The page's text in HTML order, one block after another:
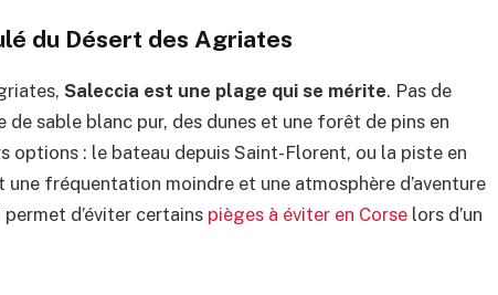
du Désert des Agriates
Saleccia est une plage qui se mérite. Pas de
sable blanc pur, des dunes et une forêt de pins en
options : le bateau depuis Saint-Florent, ou la piste en
fréquentation moindre et une atmosphère d’aventure
permet d’éviter certains pièges à éviter en Corse lors d’un